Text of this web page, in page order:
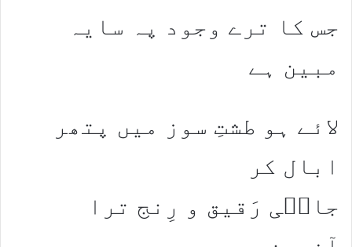
جس کا ترے وجود پہ سایہ
مبین ہے
لائے ہو طشتِ سوز میں پتھر
ابال کر
جامؔی رَقیق و رِنج ترا